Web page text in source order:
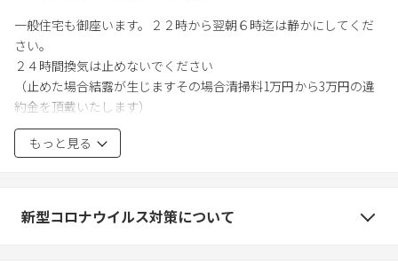
一般住宅も御座います。２２時から翌朝６時迄は静かにしてくだ
さい。
２４時間換気は止めないでください
（止めた場合結露が生じますその場合清掃料1万円から3万円の違
約金を頂戴いたします）
ペットの宿泊は可能です。但し犬種によってお断りする場合があ
ります。
ト、布団、ソファ等に糞尿をした場合はクリーニングが出来ない
ため買い替えとなります。買い替えまでの間はお部屋の募集が出
もっと見る
新型コロナウイルス対策について